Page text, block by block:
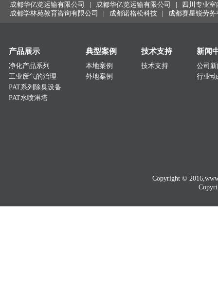
成都华亿览运输有限公司
成都华亿览运输有限公司
四川专业
成都学林苑教育咨询有限公司
成都诺格松科技 成都赛星锐劳务
产品展示
净化产品系列
工业废气的治理
PAT系列除臭设备
PAT水喷淋塔
典型案例
本地案例
外地案例
技术支持
技术支持
新闻
公司
行业
Copyright ©